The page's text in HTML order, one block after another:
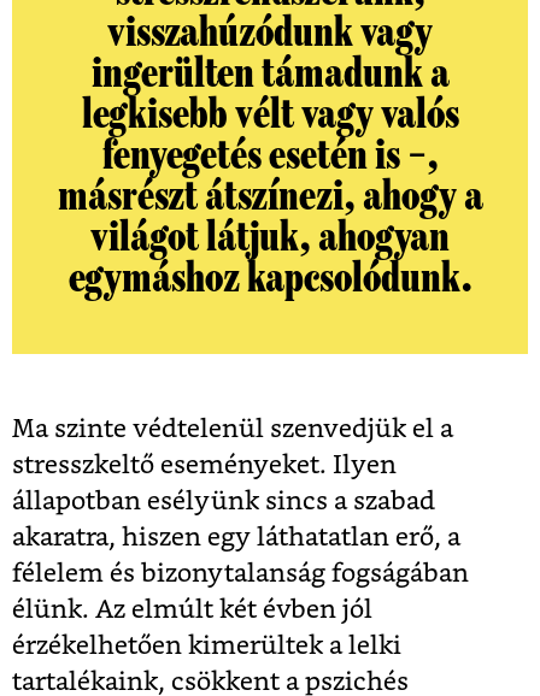
visszahúzódunk vagy
ingerülten támadunk a
legkisebb vélt vagy valós
fenyegetés esetén is –,
másrészt átszínezi, ahogy a
világot látjuk, ahogyan
egymáshoz kapcsolódunk.
Ma szinte védtelenül szenvedjük el a
stresszkeltő eseményeket. Ilyen
állapotban esélyünk sincs a szabad
akaratra, hiszen egy láthatatlan erő, a
félelem és bizonytalanság fogságában
élünk. Az elmúlt két évben jól
érzékelhetően kimerültek a lelki
tartalékaink, csökkent a pszichés